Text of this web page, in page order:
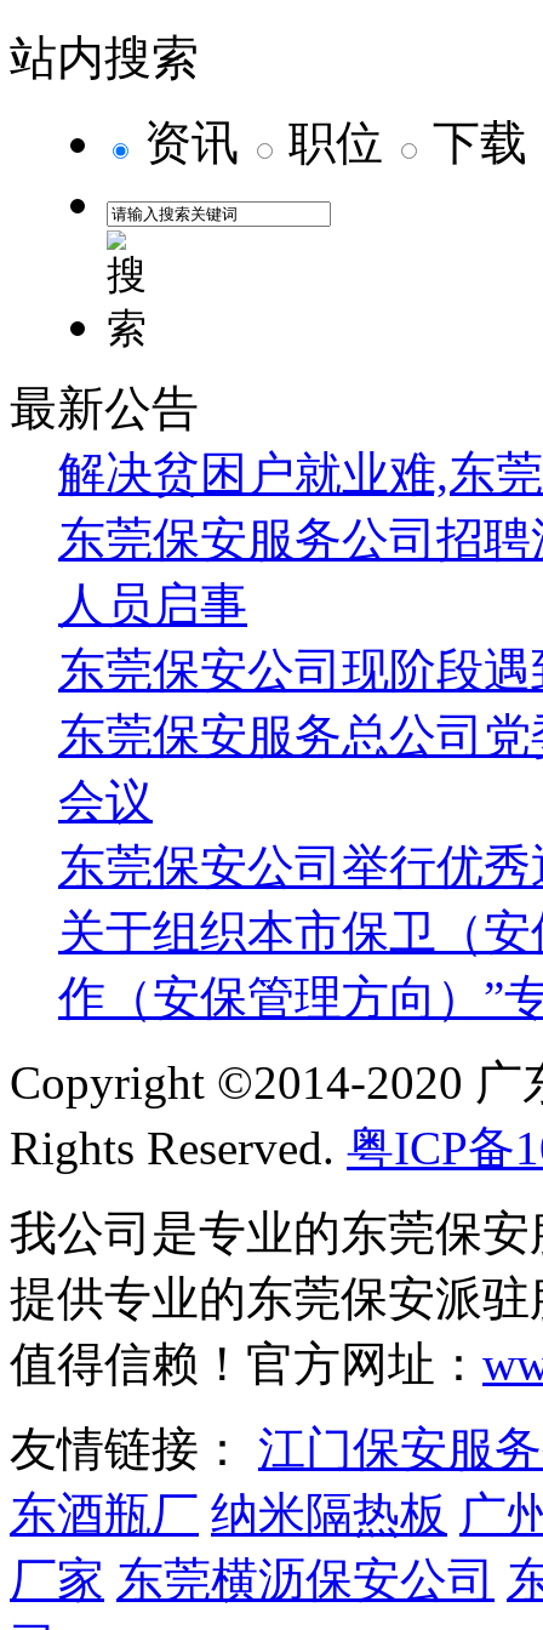
悄悄告诉他，今天下午他们陶瓷厂大门口有人摆地摊贩卖香
听了这个消息，细心的刘良振立即就联想到了前几天发生的
长，你是来调查那个卖低价香烟的人的吧，别急，我这里有
卖香烟的是租住在小镇的张某，随后他立即向值班民警汇报
“多嘴”式堵卡用细节解读每个疑点
长安镇的相公庙治安卡点，既是巡防中队的日常工作场所，
员带队。身为共产党员的刘良振，经常来这里带领队员开展日
地车辆要“细查”，青年乘客较多要“排查”，常来车辆可“抽查
多了起来。
2010年1月，刘良振的队员在卡口拦下一辆外地车辆，准备
片和一些设备。经过询问得知该司机的工作是帮助各地超市
切正常，刘良振的队员刚要把证件交还给驾驶员刘某时，在
他立刻把正在检查的队员叫过去，小声地对他说明了情况，
振立即走到车前驾驶员的位置，翻看坐垫一看，里面竟然是
某有重大嫌疑，便马上将情况报告给了值班民警。随后刘良
作假信用卡进行诈骗的犯罪分子，涉案金额高达几十万元。
刘良振所在的大队在规定的网格化“四定三包”（即定民警、
中，还推行出了“服务式巡逻”，使巡防队员人人担当宣侍员
2017年6月一天的凌晨，正在带领夜班队员巡逻的刘良振接
这个消息的刘良振立即带领队员赶往现场，经过一夜的努力
刘良振将服务群众的原则纳入到日常的巡逻防控工作中，利
解居民的需求，及时为需要帮助的居民提供帮扶。同时，刘
中，为他们义务修理小家电、燃气灶等生活用品。家人劝他
翻开刘良振的工作日记，发现里面记载的好人好事不胜枚举
然有100多面（封）。
在刘良振身上涌现的一身正气，一腔对党和人民的赤胆忠诚
诚之心，其实就是一名普通的共产党员金子般的精神风貌。
员的无限忠诚和对人民群众的满腔大爱，谱写出一曲曲可歌
站内搜索
资讯
职位 下载
最新公告
解决贫困户就业难,东
东莞保安服务公司招
人员启事
东莞保安公司现阶段
东莞保安服务总公司
会议
东莞保安公司举行优
关于组织本市保卫（
作（安保管理方向）”
Copyright ©2014-2020
Rights Reserved. 粤ICP备
我公司是专业的东莞保
提供专业的东莞保安派
值得信赖！官方网址：
友情链接： 江门保安服
东酒瓶厂 纳米隔热板 广
厂家 东莞横沥保安公司